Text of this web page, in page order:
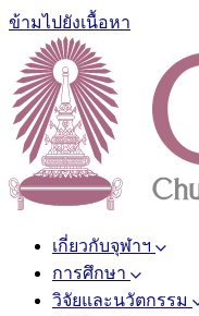
ข้ามไปยังเนื้อหา
เกี่ยวกับจุฬาฯ
การศึกษา
วิจัยและนวัตกรรม